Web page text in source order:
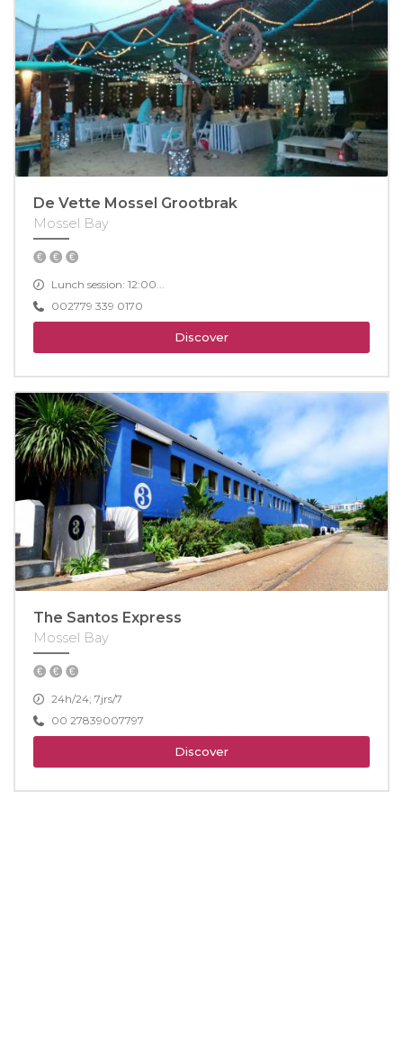
De Vette Mossel Grootbrak
Mossel Bay
Lunch session: 12:00...
002779 339 0170
Discover
The Santos Express
Mossel Bay
24h/24; 7jrs/7
00 27839007797
Discover